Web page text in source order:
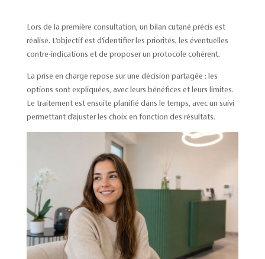
Lors de la première consultation, un bilan cutané précis est
réalisé. L’objectif est d’identifier les priorités, les éventuelles
contre-indications et de proposer un protocole cohérent.
La prise en charge repose sur une décision partagée : les
options sont expliquées, avec leurs bénéfices et leurs limites.
Le traitement est ensuite planifié dans le temps, avec un suivi
permettant d’ajuster les choix en fonction des résultats.